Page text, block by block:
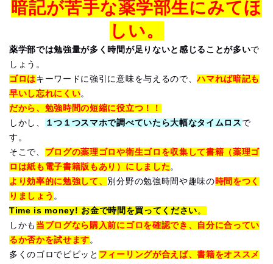
暗記が苦手な薬学部生にみてほ
しい。
薬学部では勉強量が多く時間が足りないと感じることが多いで
しょう。
ゴロはキーワードに強引に意味を与えるので、ハマれば暗記も
早いし忘れにくい。
だから、勉強時間の短縮に役立つ！！
しかし、
１つ１つスマホで調べていたら大幅なタイムロス で
す。
そこで、 ブログの薬理ゴロや衛生ゴロを収集して書籍（薬理ゴ
ロは紙も電子書籍版もあり）にしました。
より効率的に勉強して、 別分野の勉強時間や趣味の時間をつく
りましょう 。
Time is money! お金で時間を買ってください。
しかも 当ブログなら購入前にゴロを確認でき、自分に合ってい
るか否かを試せます。
多くのゴロでビビッと フィーリングが合えば、書籍をオススメ